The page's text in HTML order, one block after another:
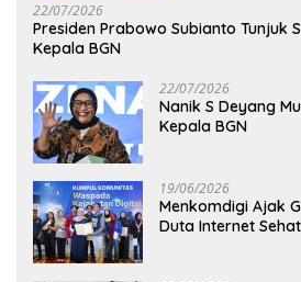
22/07/2026
Presiden Prabowo Subianto Tunjuk
Kepala BGN
22/07/2026
Nanik S Deyang
Kepala BGN
19/06/2026
Menkomdigi Ajak
Duta Internet